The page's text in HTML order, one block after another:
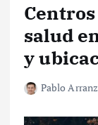
salud
y
Pablo Arranz